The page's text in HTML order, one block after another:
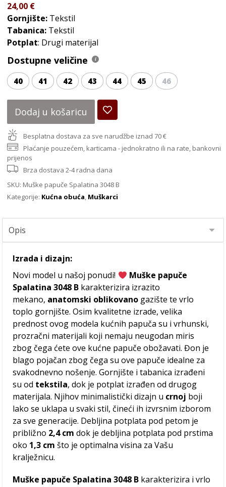
24,00 €
Gornjište: Tekstil
Tabanica: Tekstil
Potplat: Drugi materijal
Dostupne veličine
40 41 42 43 44 45 46
Dodaj u košaricu
Besplatna dostava za sve narudžbe iznad 70 €
Plaćanje pouzećem, karticama - jednokratno ili na rate, bankovni
prijenos
Brza dostava 2-4 radna dana
SKU: Muške papuče Spalatina 3048 B
Kategorije: Kućna obuća, Muškarci
Izrada i dizajn:
Novi model u našoj ponudi!
Muške papuče
Spalatina 3048 B karakterizira izrazito
mekano, anatomski oblikovano gazište te vrlo
toplo gornjište. Osim kvalitetne izrade, velika
prednost ovog modela kućnih papuča su i vrhunski,
prozračni materijali koji nemaju neugodan miris
zbog čega ćete ove kućne papuče obožavati. Đon je
blago pojačan zbog čega su ove papuče idealne za
svakodnevno nošenje. Gornjište i tabanica izrađeni
su od tekstila, dok je potplat izrađen od drugog
materijala. Njihov minimalistički dizajn u crnoj boji
lako se uklapa u svaki stil, čineći ih izvrsnim izborom
za sve generacije. Debljina potplata pod petom je
približno 2,4 cmdok je debljina potplata pod prstima
oko 1,3 cmšto je optimalna visina za Vašu
kralježnicu.
Muške papuče Spalatina 3048 B karakterizira i vrlo